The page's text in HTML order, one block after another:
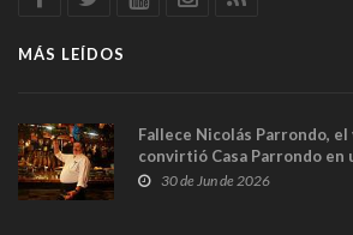
MÁS LEÍDOS
Fallece Nicolás Parrondo, el
convirtió Casa Parrondo en
en Madrid
30 de Jun de 2026